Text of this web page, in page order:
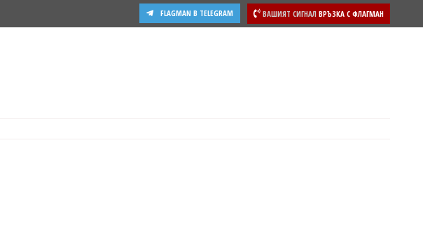
ВАШИЯТ СИГНАЛ ВРЪЗКА С ФЛАГМАН
FLAGMAN В TELEGRAM